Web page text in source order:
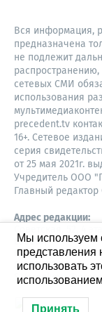
Вся информация,
предназначена
не подлежит
сетевых СМИ
использования
precedent.tv
16+. Сетевое
серия
от 25 мая 2021г.
Учредитель ООО
Главный
Адрес редакции:
630087,
Новосибирск
8-960-779-12-96,
Мы используем
представления
использовать
Принять